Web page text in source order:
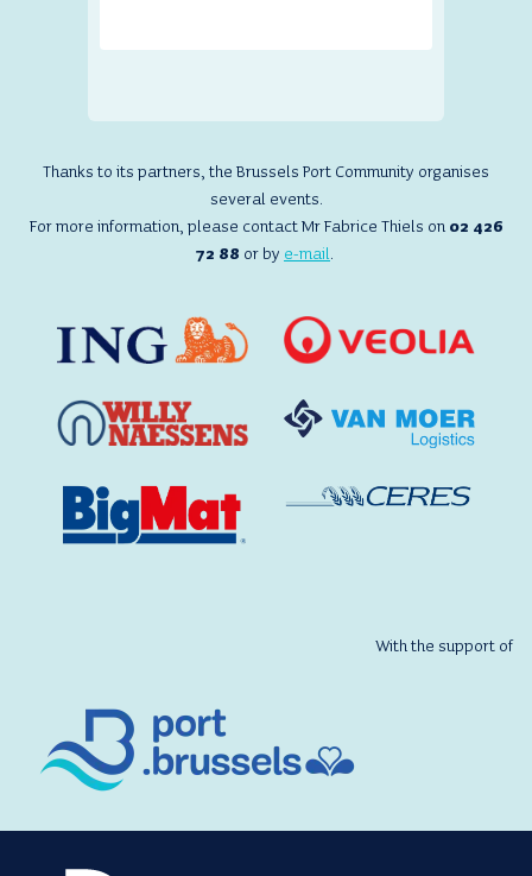
Thanks to its partners, the Brussels Port Community organises
several events.
For more information, please contact Mr Fabrice Thiels on 02 426
72 88 or by e-mail.
With the support of